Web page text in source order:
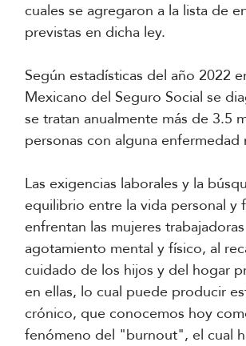
cuales se agregaron a la lista de
previstas en dicha ley.
Según estadísticas del año 2022
Mexicano del Seguro Social se
se tratan anualmente más de 3.5
personas con alguna enfermedad
Las exigencias laborales y la
equilibrio entre la vida personal y
enfrentan las mujeres
agotamiento mental y físico, al
cuidado de los hijos y del hogar
en ellas, lo cual puede producir
crónico, que conocemos hoy
fenómeno del "burnout", el cual